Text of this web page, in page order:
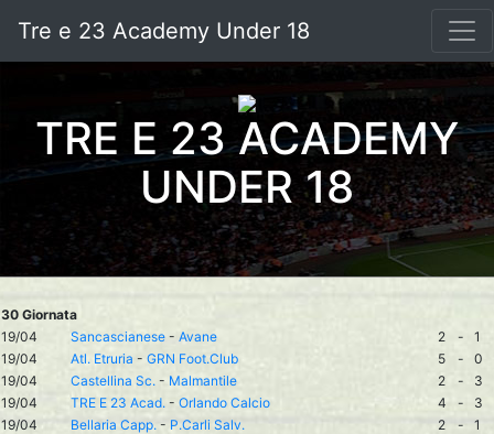
Tre e 23 Academy Under 18
TRE E 23 ACADEMY
UNDER 18
30 Giornata
19/04
Sancascianese - Avane 2 -
1
19/04
Atl. Etruria - GRN Foot.Club 5 -
0
19/04
Castellina Sc. - Malmantile 2 -
3
19/04
TRE E 23 Acad. - Orlando Calcio 4 -
3
19/04
Bellaria Capp. - P.Carli Salv. 2 -
1